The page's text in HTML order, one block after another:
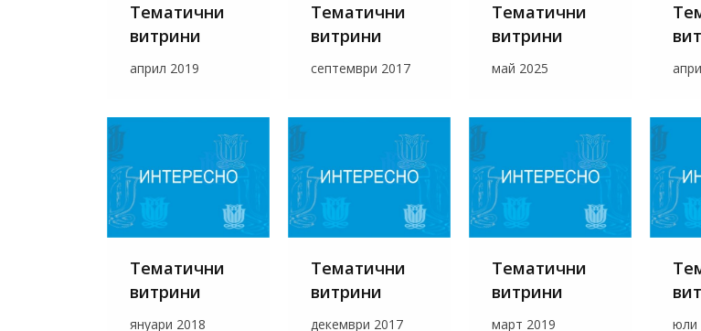
Тематични
витрини
април 2019
Тематични
витрини
септември 2017
Тематични
витрини
май 2025
Тематични
витрини
януари 2018
Тематични
витрини
декември 2017
Тематични
витрини
март 2019 юли